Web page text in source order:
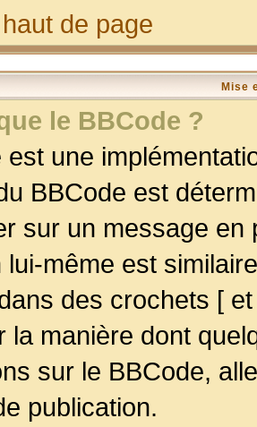
de page
Mise
le BBCode ?
est une
BBCode est
sur un message
lui-même est
des crochets [
la manière dont
sur le BBCode,
publication.